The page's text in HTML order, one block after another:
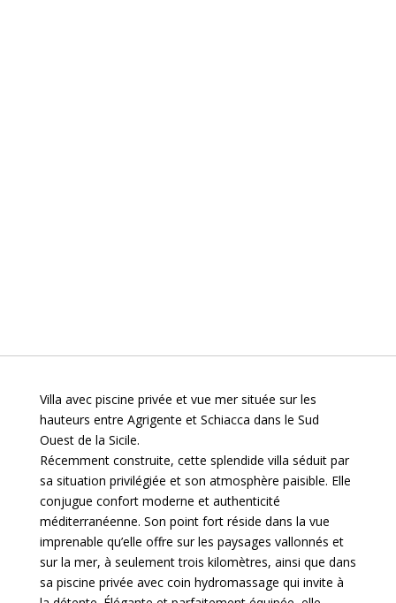
Villa avec piscine privée et vue mer située sur les
hauteurs entre Agrigente et Schiacca dans le Sud
Ouest de la Sicile.
Récemment construite, cette splendide villa séduit par
sa situation privilégiée et son atmosphère paisible. Elle
conjugue confort moderne et authenticité
méditerranéenne. Son point fort réside dans la vue
imprenable qu’elle offre sur les paysages vallonnés et
sur la mer, à seulement trois kilomètres, ainsi que dans
sa piscine privée avec coin hydromassage qui invite à